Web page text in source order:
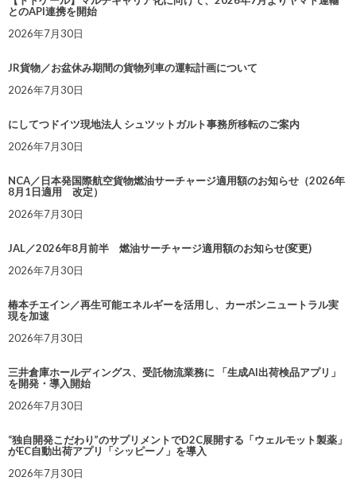
とのAPI連携を開始
2026年7月30日
JR貨物／お盆休み期間の貨物列車の運転計画について
2026年7月30日
にしてつドイツ現地法人 シュツットガルト事務所移転のご案内
2026年7月30日
NCA／日本発国際航空貨物燃油サーチャージ適用額のお知らせ（2026年
8月1日適用 改定）
2026年7月30日
JAL／2026年8月前半 燃油サーチャージ適用額のお知らせ(変更)
2026年7月30日
椿本チエイン／再生可能エネルギーを活用し、カーボンニュートラル実
現を加速
2026年7月30日
三井倉庫ホールディングス、受託物流業務に 「生成AI出荷検品アプリ」
を開発・導入開始
2026年7月30日
“独自開発こだわり”のサプリメントでD2C展開する「ウェルモット製薬」
がEC自動出荷アプリ「シッピーノ」を導入
2026年7月30日